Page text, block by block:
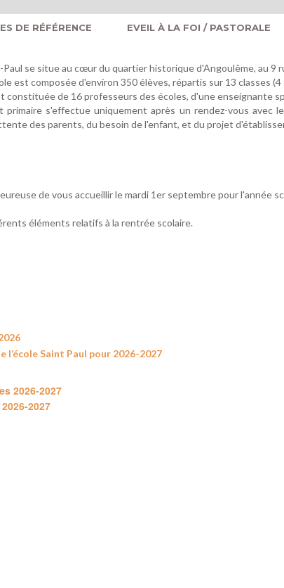
DE RÉFÉRENCE EVEIL À LA FOI / PASTORALE
se situe au cœur du quartier historique d'Angoulême, au 9
est composée d'environ 350 élèves, répartis sur 13 classes
constituée de 16 professeurs des écoles, d'une enseignante
primaire s'effectue uniquement après un rendez-vous avec
des parents, du besoin de l'enfant, et du projet
de vous accueillir le mardi 1er septembre pour l'année
éléments relatifs à la rentrée scolaire.
Saint Paul pour 2026-2027
2026-2027
2027